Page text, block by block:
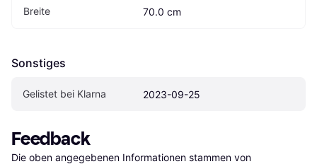
Breite 70.0 cm
Sonstiges
Gelistet bei Klarna 2023-09-25
Feedback
Die oben angegebenen Informationen stammen von